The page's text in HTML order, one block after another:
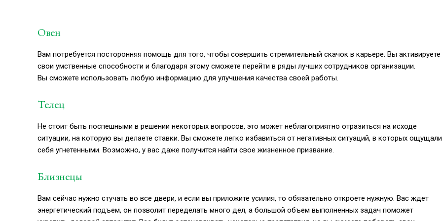
Овен
Вам потребуется посторонняя помощь для того, чтобы совершить стремительный скачок в карьере. Вы активируете
свои умственные способности и благодаря этому сможете перейти в ряды лучших сотрудников организации.
Вы сможете использовать любую информацию для улучшения качества своей работы.
Телец
Не стоит быть поспешными в решении некоторых вопросов, это может неблагоприятно отразиться на исходе
ситуации, на которую вы делаете ставки. Вы сможете легко избавиться от негативных ситуаций, в которых ощущали
себя угнетенными. Возможно, у вас даже получится найти свое жизненное призвание.
Близнецы
Вам сейчас нужно стучать во все двери, и если вы приложите усилия, то обязательно откроете нужную. Вас ждет
энергетический подъем, он позволит переделать много дел, а большой объем выполненных задач поможет